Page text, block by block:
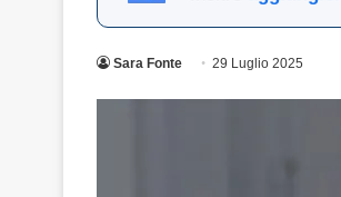
Sara Fonte 29 Luglio 2025